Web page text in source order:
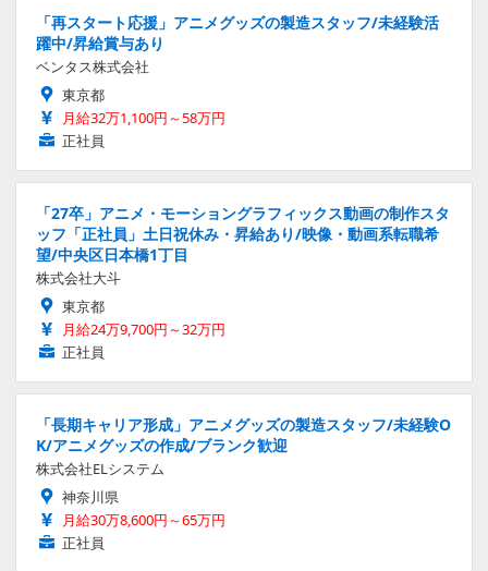
「再スタート応援」アニメグッズの製造スタッフ/未経験活
躍中/昇給賞与あり
ベンタス株式会社
東京都
月給32万1,100円～58万円
正社員
「27卒」アニメ・モーショングラフィックス動画の制作スタ
ッフ「正社員」土日祝休み・昇給あり/映像・動画系転職希
望/中央区日本橋1丁目
株式会社大斗
東京都
月給24万9,700円～32万円
正社員
「長期キャリア形成」アニメグッズの製造スタッフ/未経験O
K/アニメグッズの作成/ブランク歓迎
株式会社ELシステム
神奈川県
月給30万8,600円～65万円
正社員